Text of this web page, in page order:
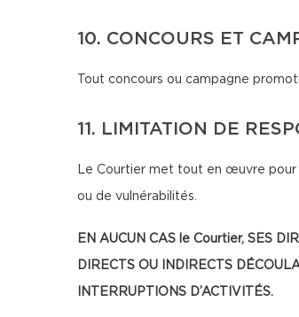
10. CONCOURS ET
Tout concours ou campagne
11. LIMITATION DE
Le Courtier met tout en œuvre pour
ou de vulnérabilités.
EN AUCUN CAS le Courtier, SES
DIRECTS OU INDIRECTS
INTERRUPTIONS D’ACTIVITÉS.